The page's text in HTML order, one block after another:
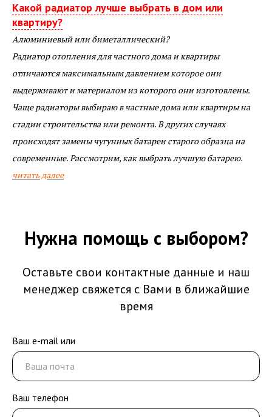
Какой радиатор лучше выбрать в дом или
квартиру?
Алюминиевый или биметаллический?
Радиатор отопления для частного дома и квартиры
отличаются максимальным давлением которое они
выдерживают и материалом из которого они изготовлены.
Чаще радиаторы выбираю в частные дома или квартиры на
стадии строительства или ремонта. В других случаях
происходят замены чугунных батареи старого образца на
современные. Рассмотрим, как выбрать лучшую батарею.
читать далее
Нужна помощь с выбором?
Оставьте свои контактные данные и наш
менеджер свяжется с Вами в ближайшие
время
Ваш e-mail или
Ваш телефон